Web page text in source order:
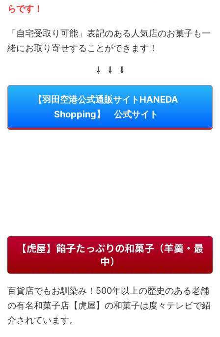
らです！
「自宅受取り可能」表記のある人気店のお菓子も一
緒にお取り寄せすることができます！
⇩ ⇩ ⇩
【羽田空港公式通販サイトHANEDA
Shopping】 公式サイト
【虎屋】餡子たっぷりの和菓子（羊羹・最
中）
百貨店でもお馴染み！500年以上の歴史のある老舗
の有名和菓子店【虎屋】の和菓子は度々テレビで紹
介されています。